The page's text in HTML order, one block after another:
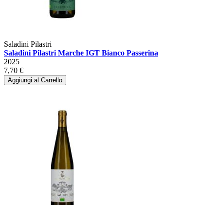
Saladini Pilastri
Saladini Pilastri Marche IGT Bianco Passerina
2025
7,70 €
Aggiungi al Carrello